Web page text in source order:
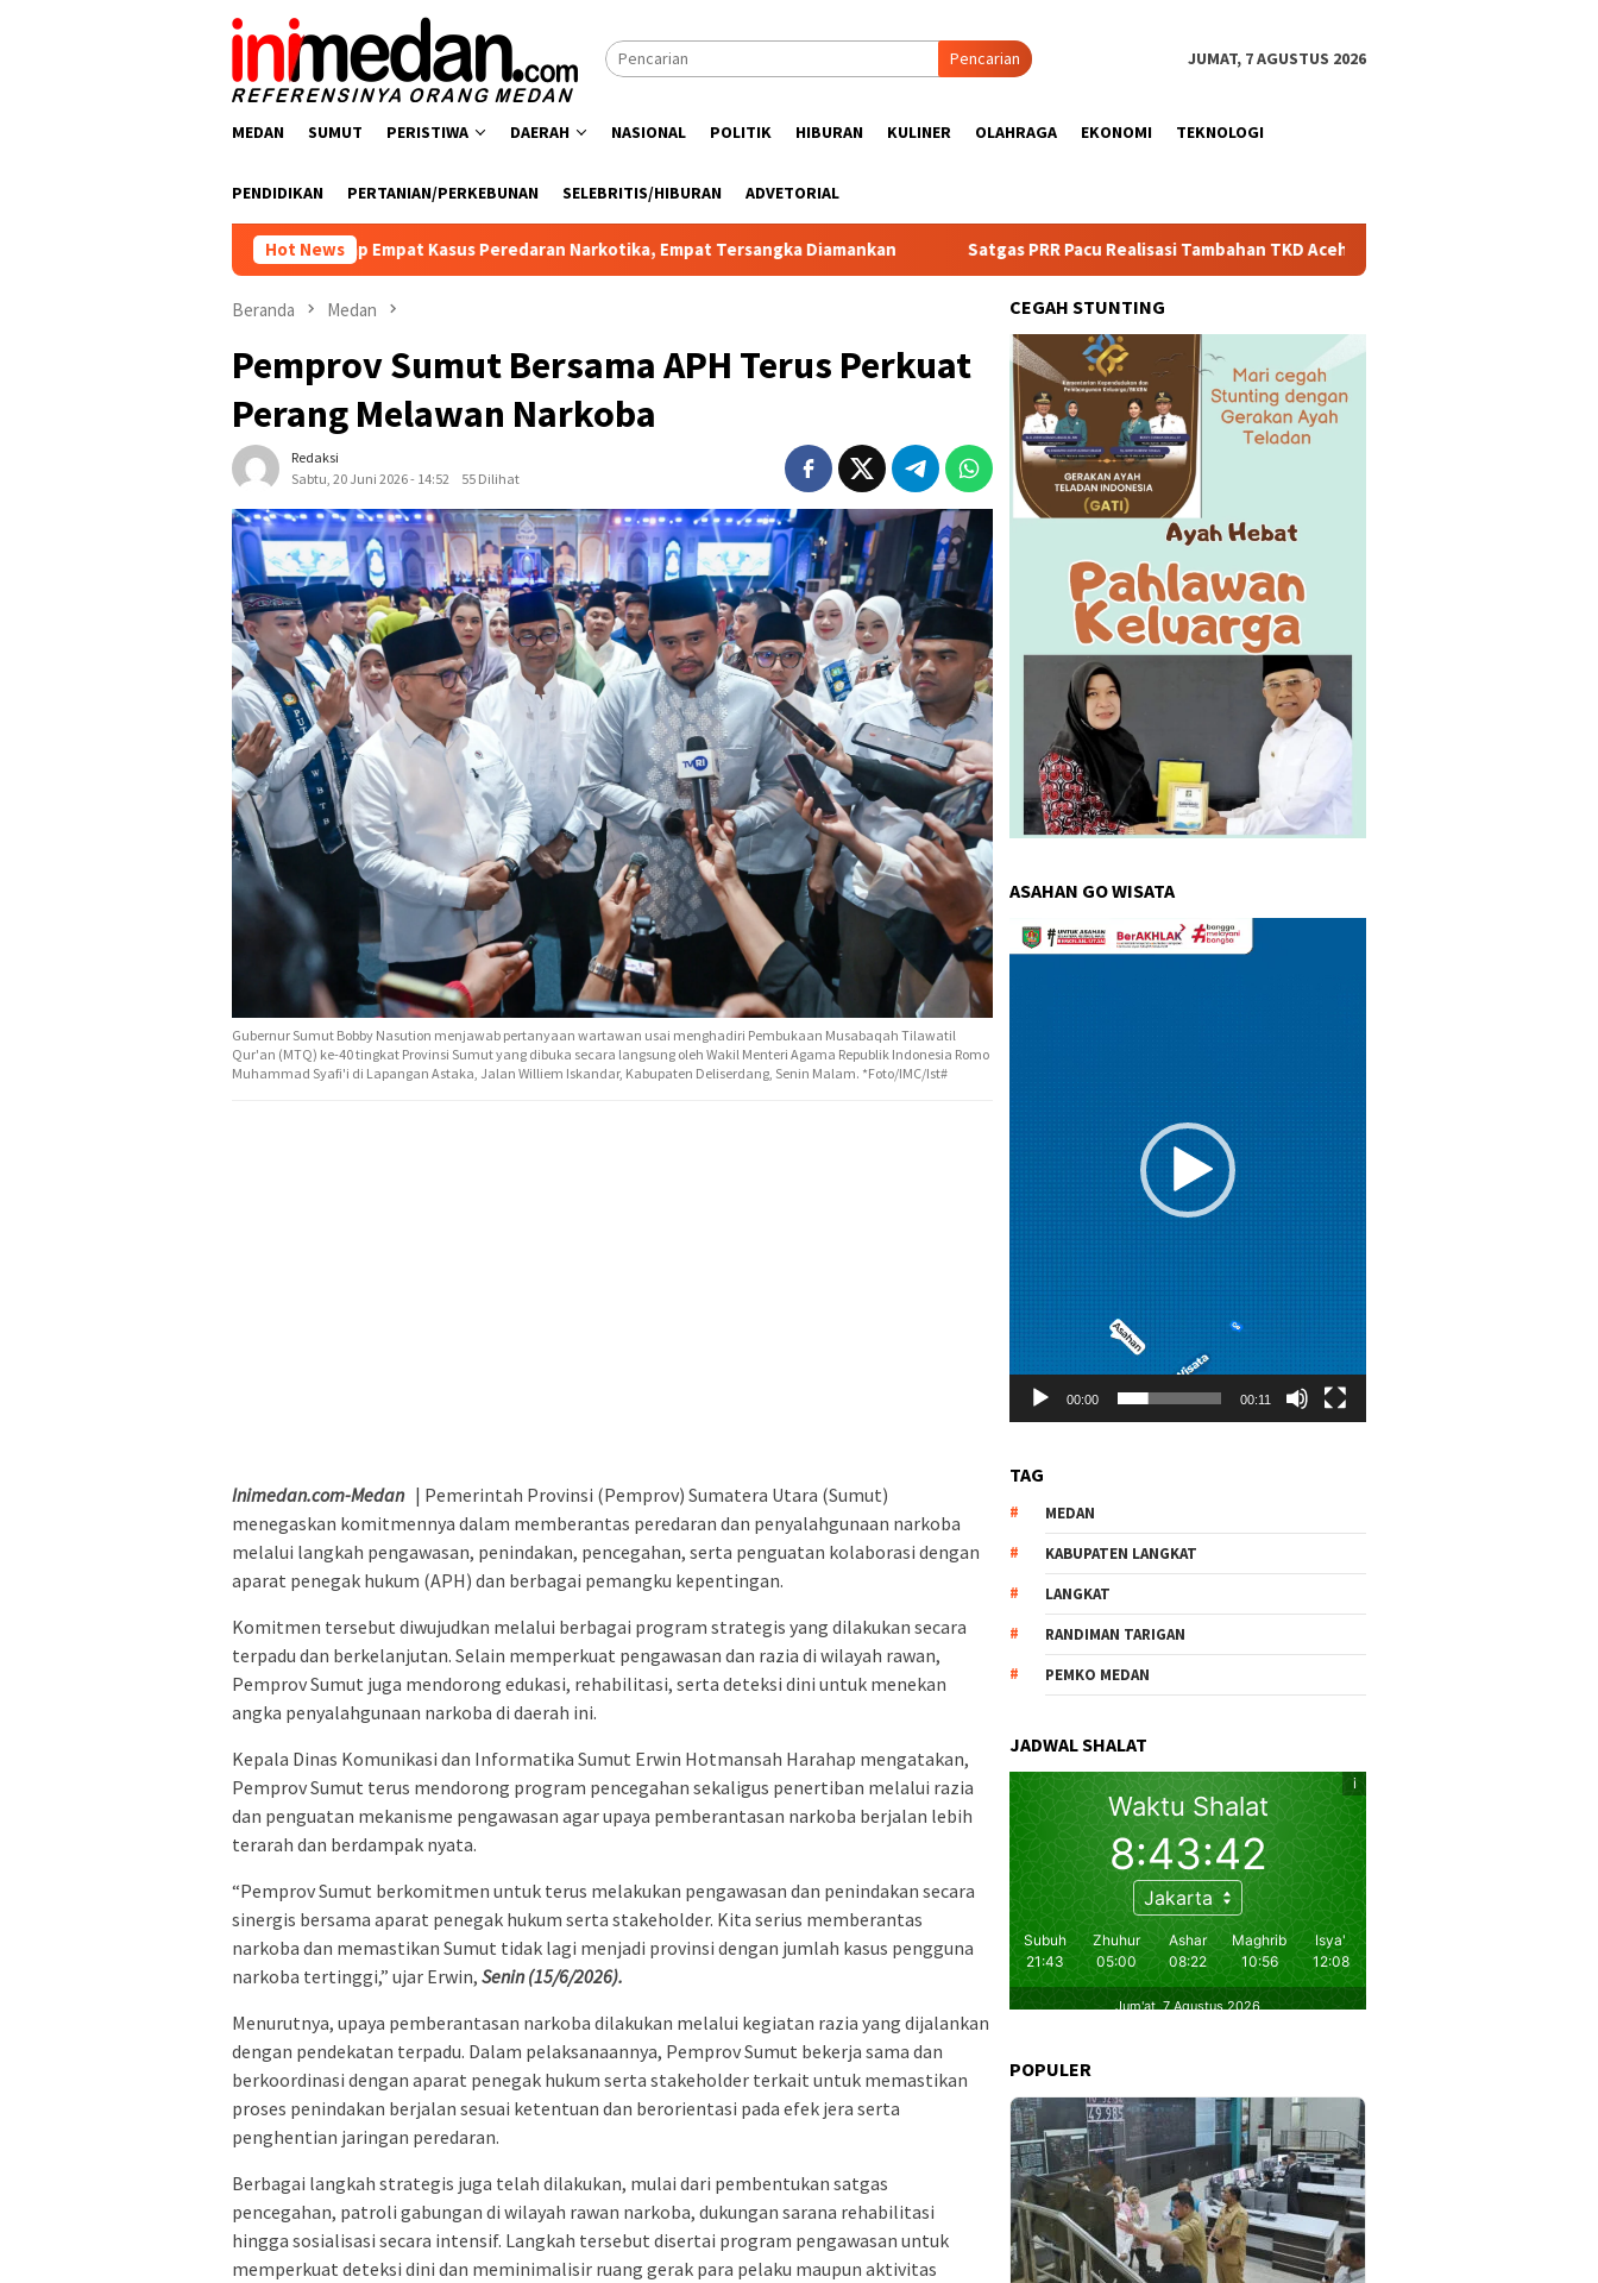
Pencarian JUMAT, 7 AGUSTUS 2026
MEDAN SUMUT PERISTIWA DAERAH NASIONAL POLITIK HIBURAN KULINER OLAHRAGA EKONOMI TEKNOLOGI
PENDIDIKAN PERTANIAN/PERKEBUNAN SELEBRITIS/HIBURAN ADVETORIAL
Hot News
Batu Bara Ungkap Empat Kasus Peredaran Narkotika, Empat Tersangka Diamankan Satgas PRR Pacu Realisasi Tambahan TKD Aceh Rp1,65 Triliun, Pastikan Transparan dan Terukur
Beranda Medan
Pemprov Sumut Bersama APH Terus Perkuat
Perang Melawan Narkoba
Redaksi
Sabtu, 20 Juni 2026 - 14:52
55 Dilihat
Gubernur Sumut Bobby Nasution menjawab pertanyaan wartawan usai menghadiri Pembukaan Musabaqah Tilawatil
Qur'an (MTQ) ke-40 tingkat Provinsi Sumut yang dibuka secara langsung oleh Wakil Menteri Agama Republik Indonesia Romo
Muhammad Syafi'i di Lapangan Astaka, Jalan Williem Iskandar, Kabupaten Deliserdang, Senin Malam. *Foto/IMC/Ist#
Inimedan.com-Medan | Pemerintah Provinsi (Pemprov) Sumatera Utara (Sumut)
menegaskan komitmennya dalam memberantas peredaran dan penyalahgunaan narkoba
melalui langkah pengawasan, penindakan, pencegahan, serta penguatan kolaborasi dengan
aparat penegak hukum (APH) dan berbagai pemangku kepentingan.
Komitmen tersebut diwujudkan melalui berbagai program strategis yang dilakukan secara
terpadu dan berkelanjutan. Selain memperkuat pengawasan dan razia di wilayah rawan,
Pemprov Sumut juga mendorong edukasi, rehabilitasi, serta deteksi dini untuk menekan
angka penyalahgunaan narkoba di daerah ini.
Kepala Dinas Komunikasi dan Informatika Sumut Erwin Hotmansah Harahap mengatakan,
Pemprov Sumut terus mendorong program pencegahan sekaligus penertiban melalui razia
dan penguatan mekanisme pengawasan agar upaya pemberantasan narkoba berjalan lebih
terarah dan berdampak nyata.
“Pemprov Sumut berkomitmen untuk terus melakukan pengawasan dan penindakan secara
sinergis bersama aparat penegak hukum serta stakeholder. Kita serius memberantas
narkoba dan memastikan Sumut tidak lagi menjadi provinsi dengan jumlah kasus pengguna
narkoba tertinggi,” ujar Erwin, Senin (15/6/2026).
Menurutnya, upaya pemberantasan narkoba dilakukan melalui kegiatan razia yang dijalankan
dengan pendekatan terpadu. Dalam pelaksanaannya, Pemprov Sumut bekerja sama dan
berkoordinasi dengan aparat penegak hukum serta stakeholder terkait untuk memastikan
proses penindakan berjalan sesuai ketentuan dan berorientasi pada efek jera serta
penghentian jaringan peredaran.
Berbagai langkah strategis juga telah dilakukan, mulai dari pembentukan satgas
pencegahan, patroli gabungan di wilayah rawan narkoba, dukungan sarana rehabilitasi
hingga sosialisasi secara intensif. Langkah tersebut disertai program pengawasan untuk
memperkuat deteksi dini dan meminimalisir ruang gerak para pelaku maupun aktivitas
CEGAH STUNTING
ASAHAN GO WISATA
Pemutar
Video
00:00 00:11
TAG
MEDAN
KABUPATEN LANGKAT
LANGKAT
RANDIMAN TARIGAN
PEMKO MEDAN
JADWAL SHALAT
POPULER